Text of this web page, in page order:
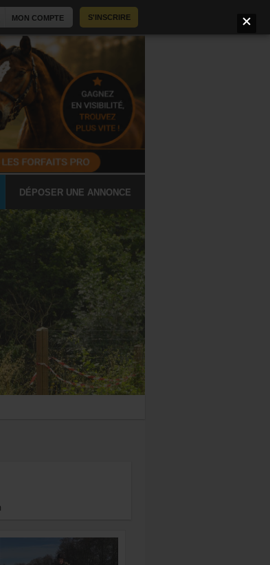
S'INSCRIRE
MON COMPTE
DÉPOSER UNE ANNONCE